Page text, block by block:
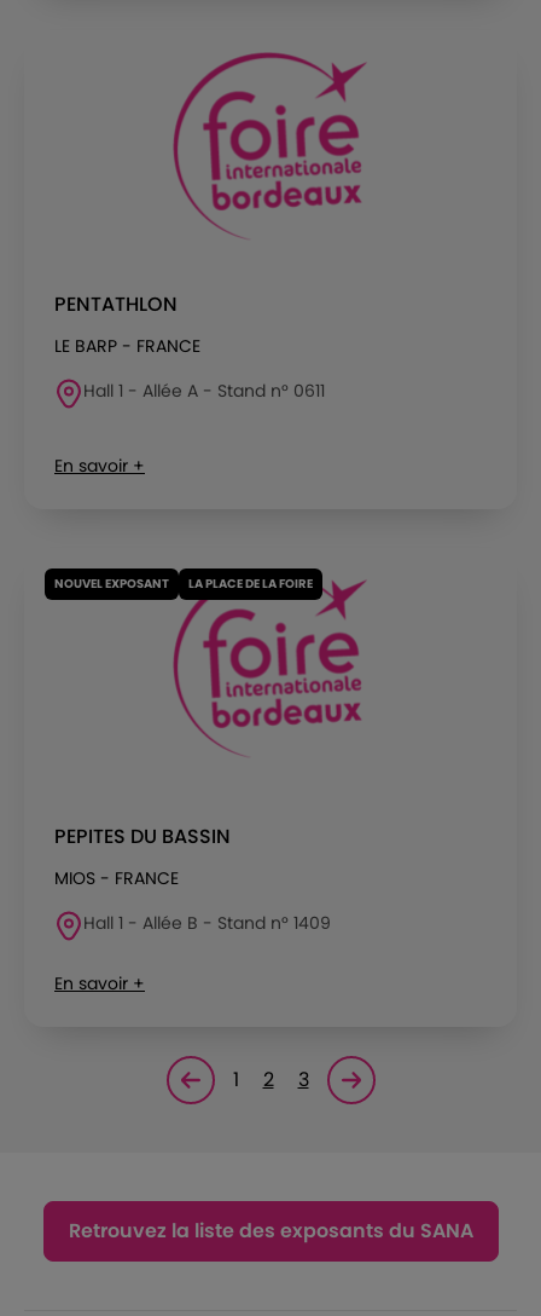
PENTATHLON
LE BARP - FRANCE
Hall 1 - Allée A - Stand n° 0611
En savoir +
NOUVEL EXPOSANT LA PLACE DE LA FOIRE
PEPITES DU BASSIN
MIOS - FRANCE
Hall 1 - Allée B - Stand n° 1409
En savoir +
Page précédente
1 2 3 Page suivante<
Retrouvez la liste des exposants du SANA